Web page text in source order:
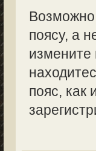
поясу, а
измените
пояс, как